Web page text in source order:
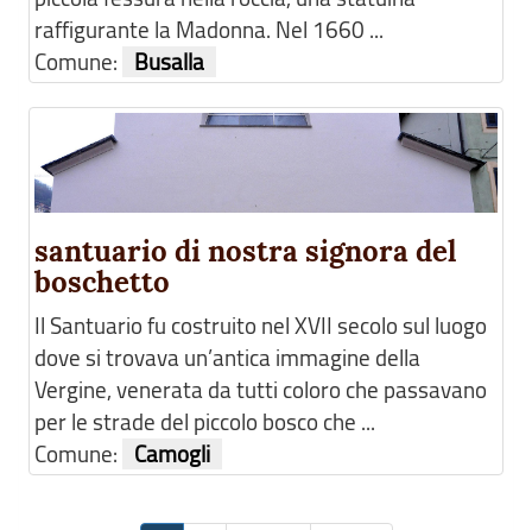
raffigurante la Madonna. Nel 1660 ...
Comune:
Busalla
santuario di nostra signora del
boschetto
Il Santuario fu costruito nel XVII secolo sul luogo
dove si trovava un’antica immagine della
Vergine, venerata da tutti coloro che passavano
per le strade del piccolo bosco che ...
Comune:
Camogli